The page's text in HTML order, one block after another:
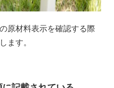
原材料表示を確認する際
ます。